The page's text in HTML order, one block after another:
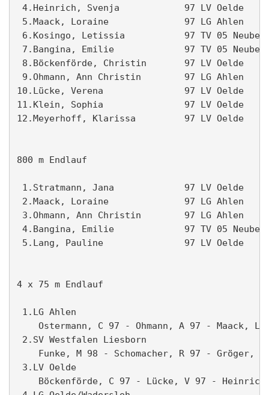
4.Heinrich, Svenja            97 LV
5.Maack, Loraine              97 LG
6.Kosingo, Letissia           97 TV 05
7.Bangina, Emilie             97 TV 05
8.Böckenförde, Christin       97 LV
9.Ohmann, Ann Christin        97 LG
10.Lücke, Verena               97 LV
11.Klein, Sophia               97 LV
12.Meyerhoff, Klarissa         97 LV
800 m Endlauf
1.Stratmann, Jana             97 LV
2.Maack, Loraine              97 LG
3.Ohmann, Ann Christin        97 LG
4.Bangina, Emilie             97 TV 05
5.Lang, Pauline               97 LV Oelde
4 x 75 m Endlauf
1.LG Ahlen
Ostermann, C 97 - Ohmann, A 97 - Maack, L
2.SV Westfalen Liesborn
Funke, M 98 - Schomacher, R 97 - Gröger, J
3.LV Oelde
Böckenförde, C 97 - Lücke, V 97 -